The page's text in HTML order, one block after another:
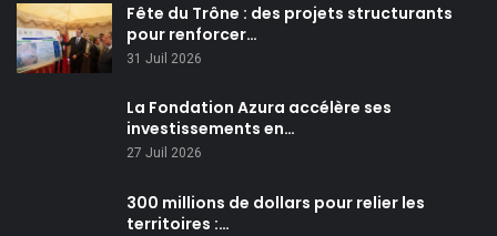
Fête du Trône : des projets structurants
pour renforcer…
31 Juil 2026
La Fondation Azura accélère ses
investissements en…
27 Juil 2026
300 millions de dollars pour relier les
territoires :…